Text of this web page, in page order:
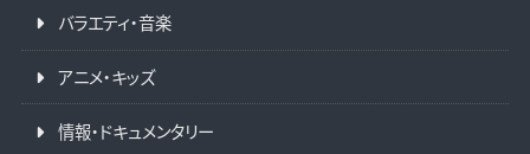
バラエティ・音楽
アニメ・キッズ
情報・ドキュメンタリー